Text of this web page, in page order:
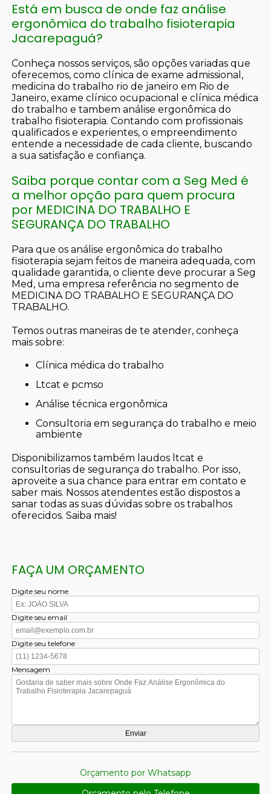
Está em busca de onde faz análise
ergonômica do trabalho fisioterapia
Jacarepaguá?
Conheça nossos serviços, são opções variadas que
oferecemos, como clínica de exame admissional,
medicina do trabalho rio de janeiro em Rio de
Janeiro, exame clínico ocupacional e clínica médica
do trabalho e tambem análise ergonômica do
trabalho fisioterapia. Contando com profissionais
qualificados e experientes, o empreendimento
entende a necessidade de cada cliente, buscando
a sua satisfação e confiança.
Saiba porque contar com a Seg Med é
a melhor opção para quem procura
por MEDICINA DO TRABALHO E
SEGURANÇA DO TRABALHO
Para que os análise ergonômica do trabalho
fisioterapia sejam feitos de maneira adequada, com
qualidade garantida, o cliente deve procurar a Seg
Med, uma empresa referência no segmento de
MEDICINA DO TRABALHO E SEGURANÇA DO
TRABALHO.
Temos outras maneiras de te atender, conheça
mais sobre:
clínica médica do trabalho
ltcat e pcmso
análise técnica ergonômica
consultoria em segurança do trabalho e meio
ambiente
Disponibilizamos também laudos ltcat e
consultorias de segurança do trabalho. Por isso,
aproveite a sua chance para entrar em contato e
saber mais. Nossos atendentes estão dispostos a
sanar todas as suas dúvidas sobre os trabalhos
oferecidos. Saiba mais!
FAÇA UM ORÇAMENTO
Digite seu nome
Digite seu email
Digite seu telefone
Mensagem
Orçamento por Whatsapp